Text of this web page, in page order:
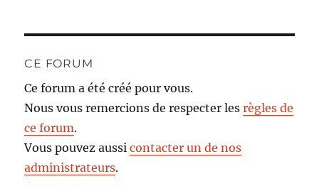
CE FORUM
Ce forum a été créé pour vous.
Nous vous remercions de respecter lesrègles de
ce forum.
Vous pouvez aussicontacter un de nos
administrateurs.